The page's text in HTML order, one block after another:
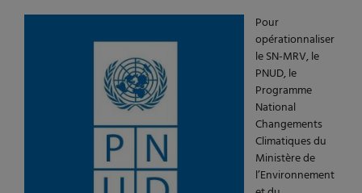
Pour
opérationnaliser
le SN-MRV, le
PNUD, le
Programme
National
Changements
Climatiques du
Ministère de
l’Environnement